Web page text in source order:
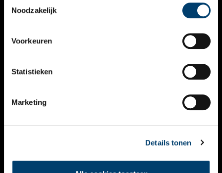
Noodzakelijk
Voorkeuren
Statistieken
Marketing
Details tonen
VERHALEN
KALENDER
THEMA’S
VIDEO’S
CONTACT